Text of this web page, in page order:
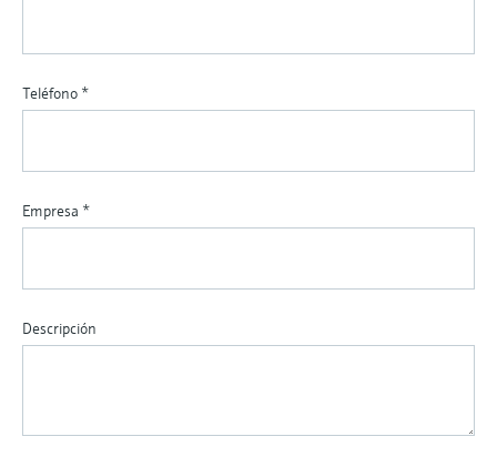
Teléfono *
Empresa *
Descripción